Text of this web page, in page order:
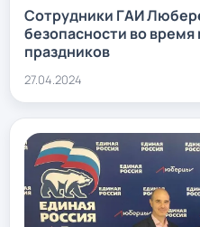
Сотрудники ГАИ
безопасности во
праздников
27.04.2024